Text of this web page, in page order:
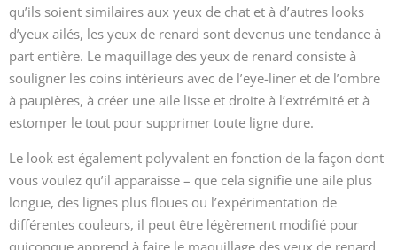
qu’ils soient similaires aux yeux de chat et à d’autres looks
d’yeux ailés, les yeux de renard sont devenus une tendance à
part entière. Le maquillage des yeux de renard consiste à
souligner les coins intérieurs avec de l’eye-liner et de l’ombre
à paupières, à créer une aile lisse et droite à l’extrémité et à
estomper le tout pour supprimer toute ligne dure.
Le look est également polyvalent en fonction de la façon dont
vous voulez qu’il apparaisse – que cela signifie une aile plus
longue, des lignes plus floues ou l’expérimentation de
différentes couleurs, il peut être légèrement modifié pour
quiconque apprend à faire le maquillage des yeux de renard.